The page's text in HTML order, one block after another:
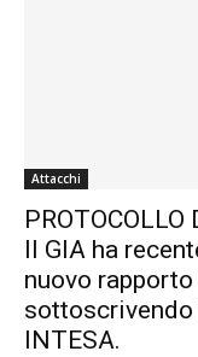
Attacchi
PROTOCOLLO
Il GIA ha
nuovo rapporto
sottoscrivendo
INTESA.